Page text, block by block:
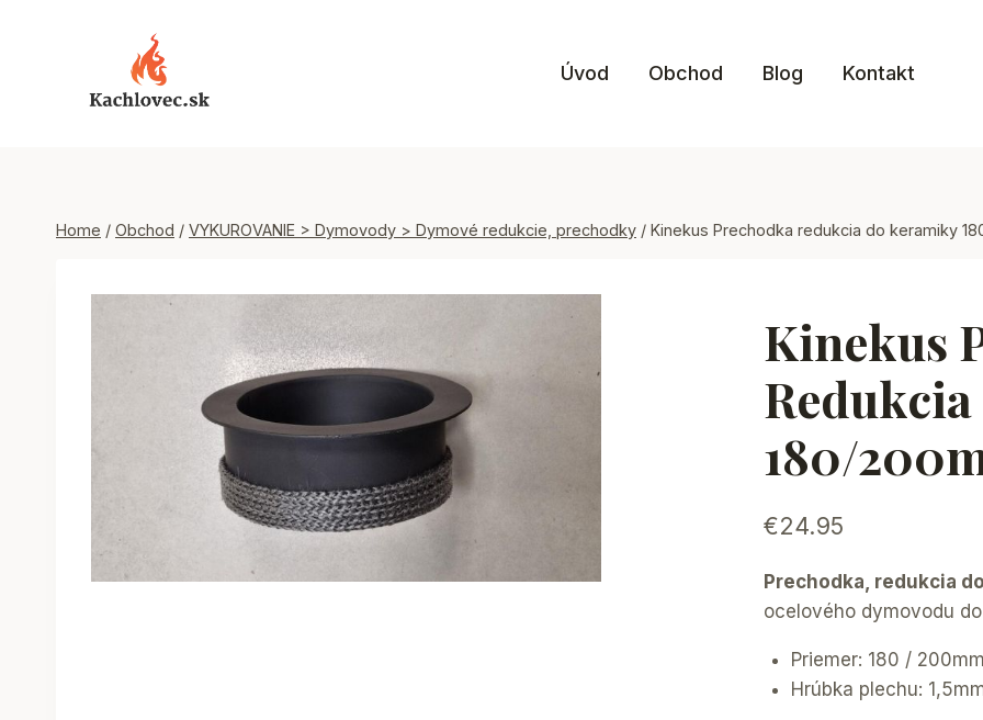
Úvod Obchod Blog Kontakt
Home / Obchod / VYKUROVANIE > Dymovody > Dymové redukcie, prechodky / Kinekus Prechodka redukcia do keramiky
Kinekus
180/
€24.95
Prechodka, redukcia
ocelového dymovodu
Priemer: 180 / 200mm
Hrúbka plechu: